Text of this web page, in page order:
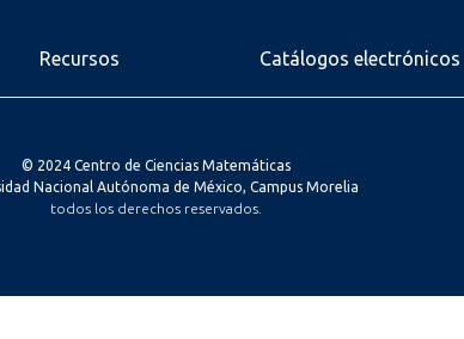
Recursos Catálogos electrónicos
© 2024 Centro de Ciencias Matemáticas
Nacional Autónoma de México, Campus Morelia
todos los derechos reservados.